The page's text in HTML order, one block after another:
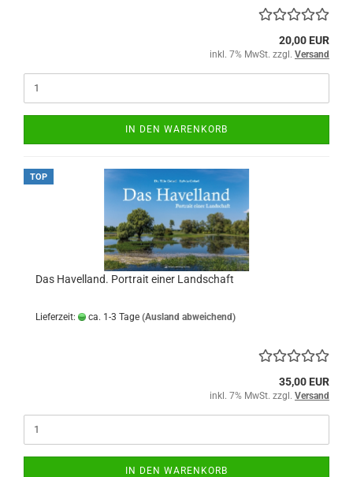
20,00 EUR
inkl. 7% MwSt. zzgl. Versand
IN DEN WARENKORB
TOP
Das Havelland. Portrait einer Landschaft
Lieferzeit: ca. 1-3 Tage (Ausland abweichend)
35,00 EUR
inkl. 7% MwSt. zzgl. Versand
IN DEN WARENKORB